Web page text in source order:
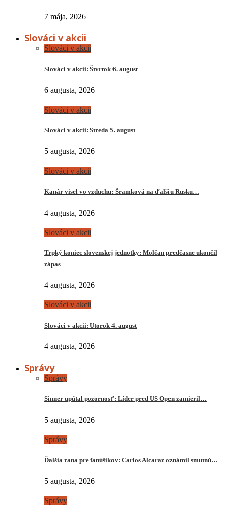
7 mája, 2026
Slováci v akcii
Slováci v akcii
Slováci v akcii: Štvrtok 6. august
6 augusta, 2026
Slováci v akcii
Slováci v akcii: Streda 5. august
5 augusta, 2026
Slováci v akcii
Kanár visel vo vzduchu: Šramková na ďalšiu Rusku…
4 augusta, 2026
Slováci v akcii
Trpký koniec slovenskej jednotky: Molčan predčasne ukončil
zápas
4 augusta, 2026
Slováci v akcii
Slováci v akcii: Utorok 4. august
4 augusta, 2026
Správy
Správy
Sinner upútal pozornosť: Líder pred US Open zamieril…
5 augusta, 2026
Správy
Ďalšia rana pre fanúšikov: Carlos Alcaraz oznámil smutnú…
5 augusta, 2026
Správy